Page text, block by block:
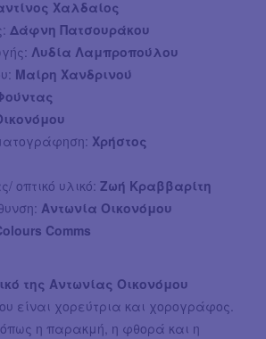
Χαλδαίος
Δάφνη Πατσουράκου
Λυδία Λαμπροπούλου
Μαίρη Χανδρινού
Χρήστος
οπτικό υλικό: Ζωή Κραββαρίτη
Αντωνία Οικονόμου
Comms
της Αντωνίας Οικονόμου
είναι χορεύτρια και χορογράφος.
η παρακμή, η φθορά και η